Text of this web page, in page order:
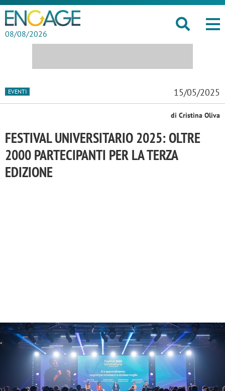
08/08/2026
EVENTI 15/05/2025
di Cristina Oliva
FESTIVAL UNIVERSITARIO 2025: OLTRE
2000 PARTECIPANTI PER LA TERZA
EDIZIONE